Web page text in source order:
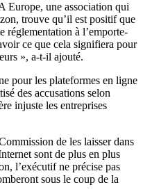
Europe, une association qui
trouve qu’il est positif que
réglementation à l’emporte-
ce que cela signifiera pour
», a-t-il ajouté.
pour les plateformes en ligne
des accusations selon
injuste les entreprises
de les laisser dans
sont de plus en plus
l’exécutif ne précise pas
sous le coup de la